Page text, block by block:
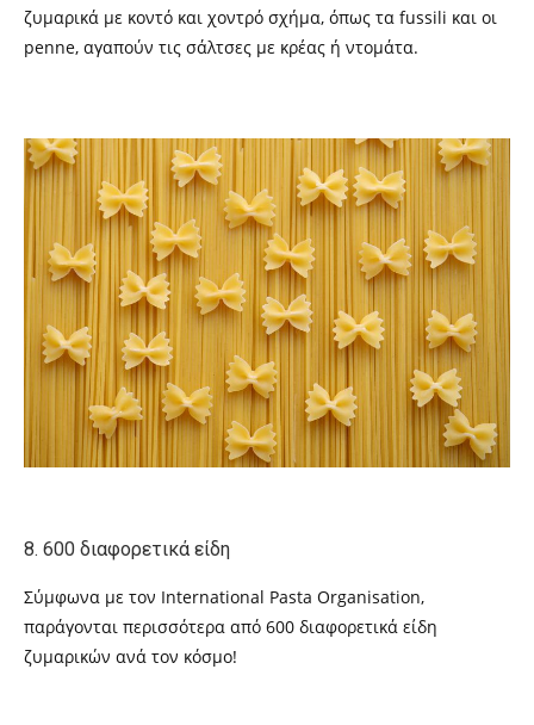
ζυμαρικά με κοντό και χοντρό σχήμα, όπως τα fussili και οι
penne, αγαπούν τις σάλτσες με κρέας ή ντομάτα.
8. 600 διαφορετικά είδη
Σύμφωνα με τον International Pasta Organisation,
παράγονται περισσότερα από 600 διαφορετικά είδη
ζυμαρικών ανά τον κόσμο!